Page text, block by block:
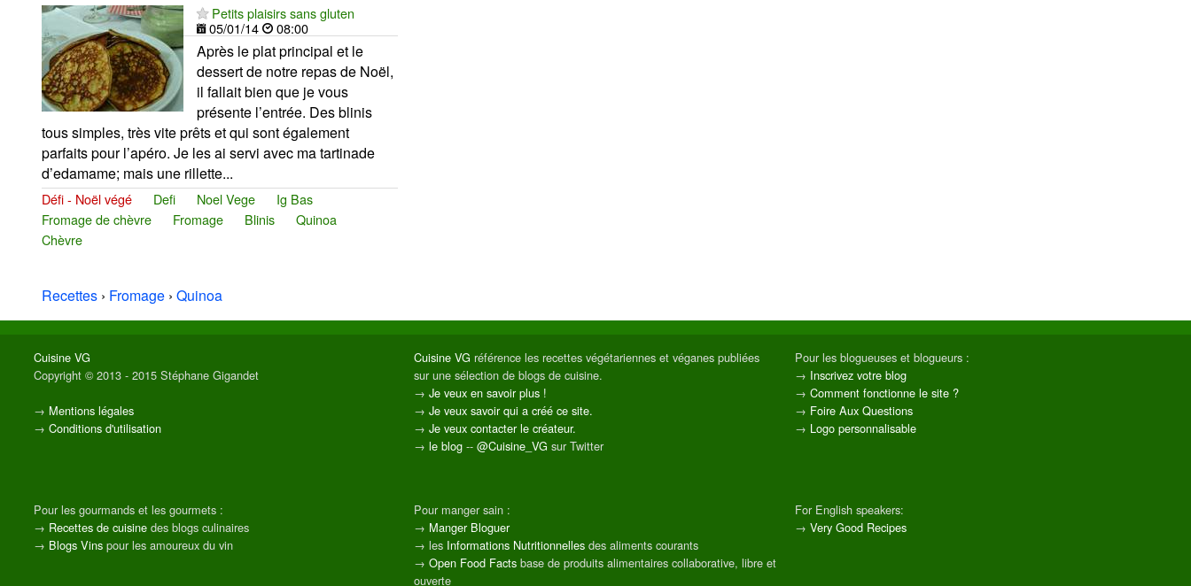
Petits plaisirs sans gluten
05/01/14
08:00
Après le plat principal et le
dessert de notre repas de Noël,
il fallait bien que je vous
présente l’entrée. Des blinis
tous simples, très vite prêts et qui sont également
parfaits pour l’apéro. Je les ai servi avec ma tartinade
d’edamame; mais une rillette...
Défi - Noël végé Defi Noel Vege
Ig Bas
Fromage de chèvre
Fromage Blinis
Quinoa
Chèvre
Recettes › Fromage › Quinoa
Cuisine VG
Copyright © 2013 - 2015 Stéphane Gigandet
→ Mentions légales
→ Conditions d'utilisation
Cuisine VG référence les recettes végétariennes et véganes publiées
sur une sélection de blogs de cuisine.
→Je veux en savoir plus !
→Je veux savoir qui a créé ce site.
→Je veux contacter le créateur.
→le blog --@Cuisine_VG sur Twitter
Pour les blogueuses et blogueurs :
→ Inscrivez votre blog
→ Comment fonctionne le site ?
→ Foire Aux Questions
→ Logo personnalisable
Pour les gourmands et les gourmets :
→ Recettes de cuisinedes blogs culinaires
→ Blogs Vinspour les amoureux du vin
Pour manger sain :
→ Manger Bloguer
→ les Informations Nutritionnelles des aliments courants
→Open Food Facts base de produits alimentaires collaborative, libre et
ouverte
For English speakers:
→ Very Good Recipes